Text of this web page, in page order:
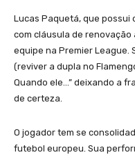
Lucas Paquetá, que possui
com cláusula de renovação
equipe na Premier League.
(reviver a dupla no
Quando ele…” deixando a
de certeza.
O jogador tem se
futebol europeu. Sua